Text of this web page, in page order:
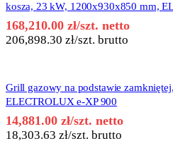
kosza, 23 kW, 1200x930x850 mm,
168,210.00 zł/szt. netto
206,898.30 zł/szt. brutto
Grill gazowy na podstawie
ELECTROLUX e-XP 900
14,881.00 zł/szt. netto
18,303.63 zł/szt. brutto